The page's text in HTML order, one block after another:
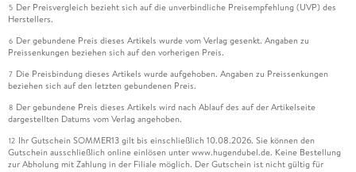
5 Der Preisvergleich bezieht sich auf die unverbindliche Preisempfehlung (UVP) des
Herstellers.
6 Der gebundene Preis dieses Artikels wurde vom Verlag gesenkt. Angaben zu
Preissenkungen beziehen sich auf den vorherigen Preis.
7 Die Preisbindung dieses Artikels wurde aufgehoben. Angaben zu Preissenkungen
beziehen sich auf den letzten gebundenen Preis.
8 Der gebundene Preis dieses Artikels wird nach Ablauf des auf der Artikelseite
dargestellten Datums vom Verlag angehoben.
12 Ihr Gutschein SOMMER13 gilt bis einschließlich 10.08.2026. Sie können den
Gutschein ausschließlich online einlösen unter www.hugendubel.de. Keine Bestellung
zur Abholung mit Zahlung in der Filiale möglich. Der Gutschein ist nicht gültig für